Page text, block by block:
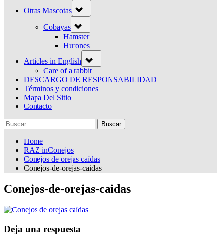
Otras Mascotas sub-
menu
Cobayas sub-
menu
Hamster
Hurones
Articles in English
sub-
menu
Care of a rabbit
DESCARGO DE RESPONSABILIDAD
Términos y condiciones
Mapa Del Sitio
Contacto
Buscar:
Home
RAZ inConejos
Conejos de orejas caídas
Conejos-de-orejas-caidas
Conejos-de-orejas-caidas
Deja una respuesta